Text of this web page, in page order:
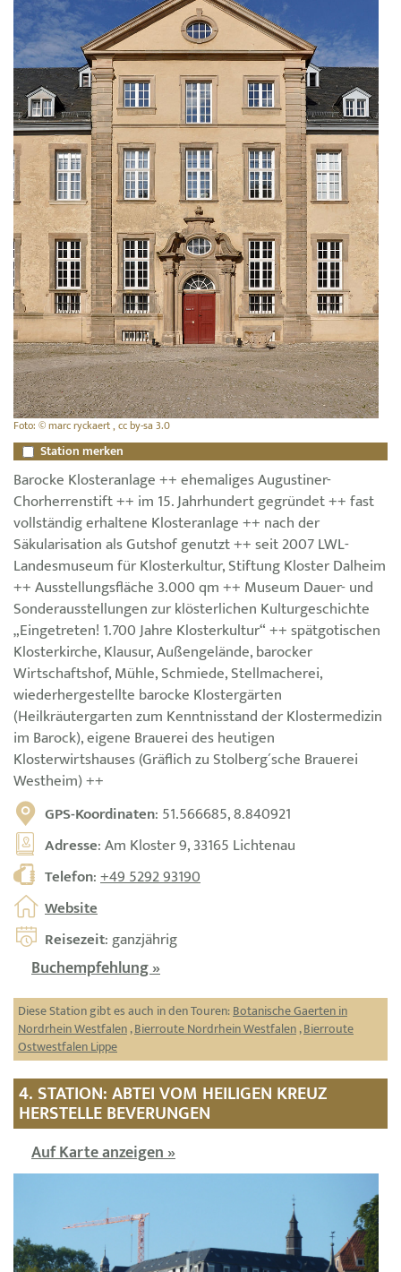
Foto: © marc ryckaert , cc by-sa 3.0
Station merken
Barocke Klosteranlage ++ ehemaliges Augustiner-
Chorherrenstift ++ im 15. Jahrhundert gegründet ++ fast
vollständig erhaltene Klosteranlage ++ nach der
Säkularisation als Gutshof genutzt ++ seit 2007 LWL-
Landesmuseum für Klosterkultur, Stiftung Kloster Dalheim
++ Ausstellungsfläche 3.000 qm ++ Museum Dauer- und
Sonderausstellungen zur klösterlichen Kulturgeschichte
„Eingetreten! 1.700 Jahre Klosterkultur“ ++ spätgotischen
Klosterkirche, Klausur, Außengelände, barocker
Wirtschaftshof, Mühle, Schmiede, Stellmacherei,
wiederhergestellte barocke Klostergärten
(Heilkräutergarten zum Kenntnisstand der Klostermedizin
im Barock), eigene Brauerei des heutigen
Klosterwirtshauses (Gräflich zu Stolberg´sche Brauerei
Westheim) ++
GPS-Koordinaten: 51.566685, 8.840921
Adresse: Am Kloster 9, 33165 Lichtenau
Telefon:+49 5292 93190
Website
Reisezeit: ganzjährig
Buchempfehlung »
Diese Station gibt es auch in den Touren:Botanische Gaerten in
Nordrhein Westfalen,Bierroute Nordrhein Westfalen,Bierroute
Ostwestfalen Lippe
4. STATION: ABTEI VOM HEILIGEN KREUZ
HERSTELLE BEVERUNGEN
Auf Karte anzeigen »